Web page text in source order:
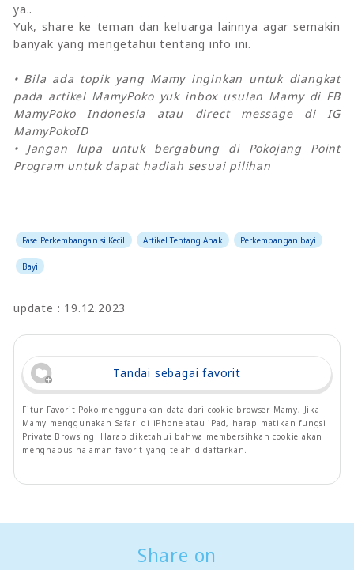
ya..
Yuk, share ke teman dan keluarga lainnya agar semakin
banyak yang mengetahui tentang info ini.
• Bila ada topik yang Mamy inginkan untuk diangkat
pada artikel MamyPoko yuk inbox usulan Mamy di FB
MamyPoko Indonesia atau direct message di IG
MamyPokoID
• Jangan lupa untuk bergabung di Pokojang Point
Program untuk dapat hadiah sesuai pilihan
Fase Perkembangan si Kecil Artikel Tentang Anak Perkembangan bayi
Bayi
update : 19.12.2023
Tandai sebagai favorit
Fitur Favorit Poko menggunakan data dari cookie browser Mamy, Jika
Mamy menggunakan Safari di iPhone atau iPad, harap matikan fungsi
Private Browsing. Harap diketahui bahwa membersihkan cookie akan
menghapus halaman favorit yang telah didaftarkan.
Share on